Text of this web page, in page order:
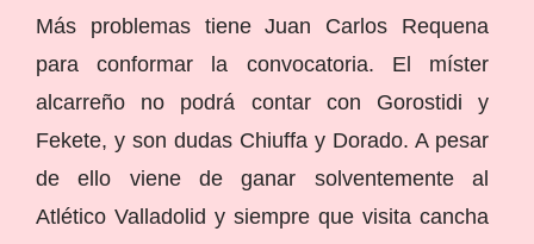
Más problemas tiene Juan Carlos Requena
para conformar la convocatoria. El míster
alcarreño no podrá contar con Gorostidi y
Fekete, y son dudas Chiuffa y Dorado. A pesar
de ello viene de ganar solventemente al
Atlético Valladolid y siempre que visita cancha